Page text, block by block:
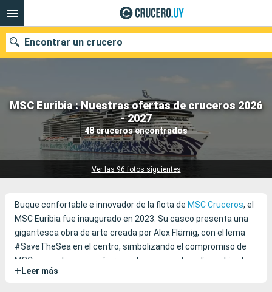
MSC Euribia : Nuestras ofertas de cruceros 2026
- 2027
48 cruceros encontrados
Ver las 96 fotos siguientes
Encontrar un crucero
Nuestros destinos
Fecha de salida
Buque confortable e innovador de la flota de MSC Cruceros, el
MSC Euribia fue inaugurado en 2023. Su casco presenta una
gigantesca obra de arte creada por Alex Flämig, con el lema
#SaveTheSea en el centro, simbolizando el compromiso de
MSC por un turismo más respetuoso con el medio ambiente.
+ Leer más